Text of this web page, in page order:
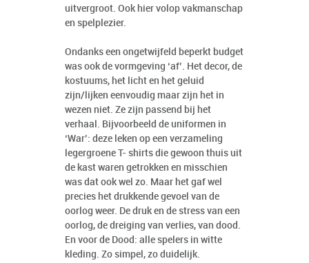
uitvergroot. Ook hier volop vakmanschap
en spelplezier.
Ondanks een ongetwijfeld beperkt budget
was ook de vormgeving ‘af’. Het decor, de
kostuums, het licht en het geluid
zijn/lijken eenvoudig maar zijn het in
wezen niet. Ze zijn passend bij het
verhaal. Bijvoorbeeld de uniformen in
‘War’: deze leken op een verzameling
legergroene T- shirts die gewoon thuis uit
de kast waren getrokken en misschien
was dat ook wel zo. Maar het gaf wel
precies het drukkende gevoel van de
oorlog weer. De druk en de stress van een
oorlog, de dreiging van verlies, van dood.
En voor de Dood: alle spelers in witte
kleding. Zo simpel, zo duidelijk.